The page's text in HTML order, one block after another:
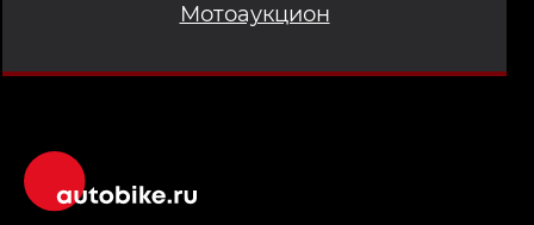
Мотоаукцион